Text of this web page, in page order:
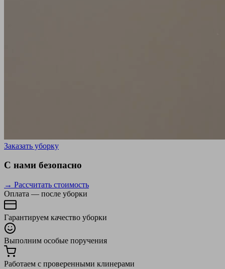
Заказать уборку
С нами безопасно
→ Рассчитать стоимость
Оплата — после уборки
Гарантируем качество уборки
Выполним особые поручения
Работаем с проверенными клинерами